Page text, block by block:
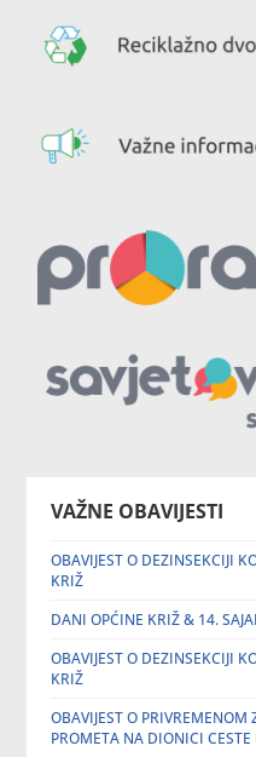
VAŽNE OBAVIJESTI
OBAVIJEST O DEZINSEKCIJI
KRIŽ
DANI OPĆINE KRIŽ & 14.
OBAVIJEST O DEZINSEKCIJI
KRIŽ
OBAVIJEST O PRIVREMENOM
PROMETA NA DIONICI